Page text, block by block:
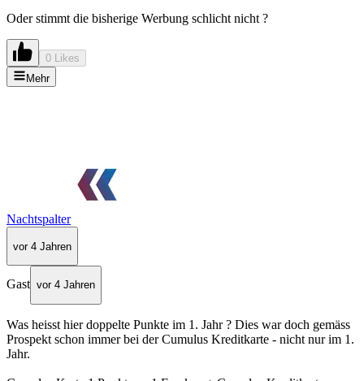
Oder stimmt die bisherige Werbung schlicht nicht ?
0 Likes
Mehr
Nachtspalter
vor 4 Jahren
Gast vor 4 Jahren
Was heisst hier doppelte Punkte im 1. Jahr ? Dies war doch gemäss
Prospekt schon immer bei der Cumulus Kreditkarte - nicht nur im 1.
Jahr.